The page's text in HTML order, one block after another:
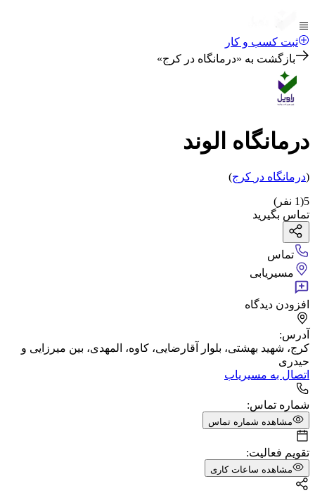
ثبت کسب و کار
بازگشت به «درمانگاه در کرج»
درمانگاه الوند
(درمانگاه در کرج)
5
(
1 نفر)
تماس بگیرید
تماس
مسیریابی
افزودن دیدگاه
آدرس:
کرج، شهید بهشتی، بلوار آقارضایی، کاوه، المهدی، بین میرزایی و
حیدری
اتصال به مسیریاب
شماره تماس:
مشاهده شماره تماس
تقویم فعالیت:
مشاهده ساعات کاری